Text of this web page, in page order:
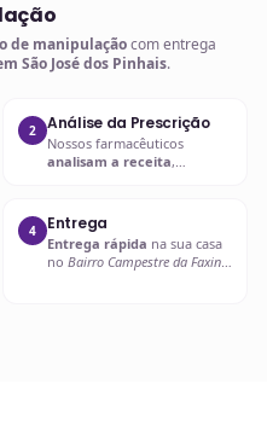
de manipulaçãocom entrega
São José dos Pinhais.
2 Análise da Prescrição
Nossos farmacêuticos
analisam a receita,
compatibilidade
4 Entrega
Entrega rápida na sua casa
no Bairro Campestre da Faxina